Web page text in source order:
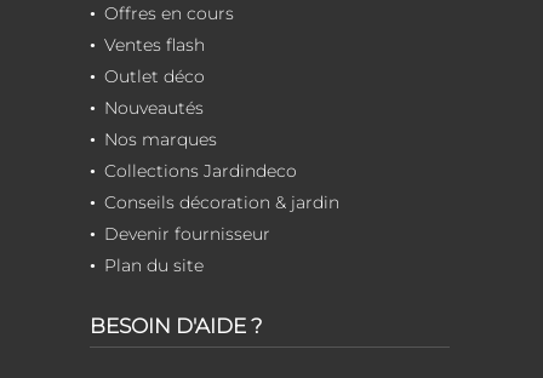
Offres en cours
Ventes flash
Outlet déco
Nouveautés
Nos marques
Collections Jardindeco
Conseils décoration & jardin
Devenir fournisseur
Plan du site
BESOIN D'AIDE ?